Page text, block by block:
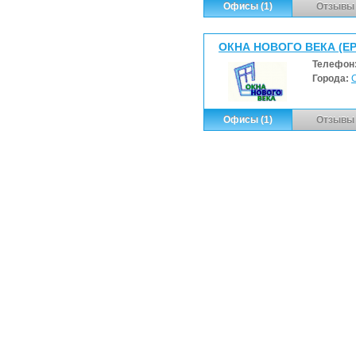
Офисы (1) Отзывы
ОКНА НОВОГО ВЕКА
Города:
Офисы (1) Отзывы